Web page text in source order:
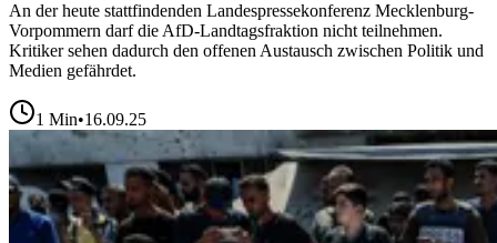
An der heute stattfindenden Landespressekonferenz Mecklenburg-
Vorpommern darf die AfD-Landtagsfraktion nicht teilnehmen.
Kritiker sehen dadurch den offenen Austausch zwischen Politik und
Medien gefährdet.
1 Min•16.09.25